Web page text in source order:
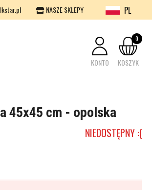
NASZE SKLEPY PL
KONTO KOSZYK
0
45x45 cm - opolska
NIEDOSTĘPNY :(